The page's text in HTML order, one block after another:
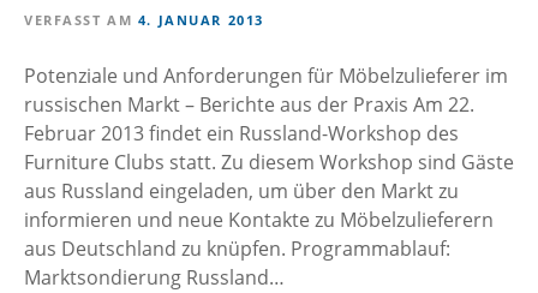
VERFASST AM 4. JANUAR 2013
Potenziale und Anforderungen für Möbelzulieferer im
russischen Markt – Berichte aus der Praxis Am 22.
Februar 2013 findet ein Russland-Workshop des
Furniture Clubs statt. Zu diesem Workshop sind Gäste
aus Russland eingeladen, um über den Markt zu
informieren und neue Kontakte zu Möbelzulieferern
aus Deutschland zu knüpfen. Programmablauf:
Marktsondierung Russland…